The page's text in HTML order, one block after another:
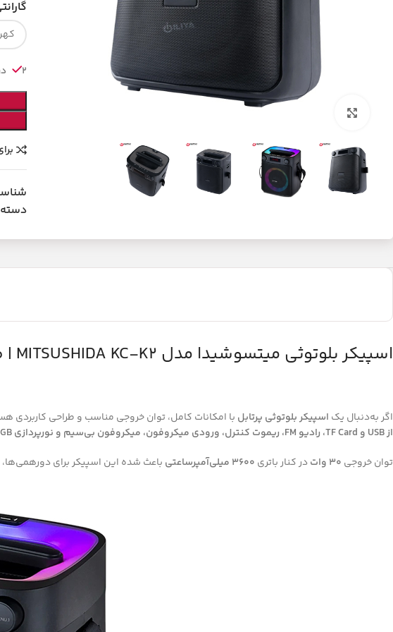
2 در انبار
اسپیکر بلوتوثی میتسوشیدا مدل MITSUSHIDA KC-K2 | صدایی قدرتمند برای استفاده روزمره و حرفه‌ای
اگر به‌دنبال یک اسپیکر بلوتوثی پرتابل با امکانات کامل، توان خروجی مناسب و طراحی کاربردی
از USB و TF Card، رادیو FM، ریموت کنترل، ورودی میکروفون، میکروفون بی‌سیم و نورپردازی RGB
توان خروجی 30 وات در کنار باتری 3600 میلی‌آمپرساعتی باعث شده این اسپیکر برای